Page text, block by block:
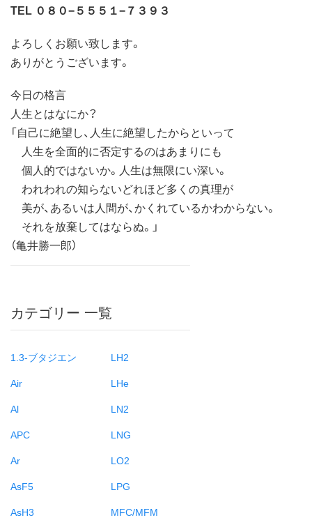
TEL ０８０−５５５１−７３９３
よろしくお願い致します。
ありがとうございます。
今日の格言
人生とはなにか？
「自己に絶望し、人生に絶望したからといって
人生を全面的に否定するのはあまりにも
個人的ではないか。人生は無限にい深い。
われわれの知らないどれほど多くの真理が
美が、あるいは人間が、かくれているかわからない。
それを放棄してはならぬ。」
（亀井勝一郎）
カテゴリー 一覧
1.3-ブタジエン
Air
Al
APC
Ar
AsF5
AsH3
LH2
LHe
LN2
LNG
LO2
LPG
MFC/MFM